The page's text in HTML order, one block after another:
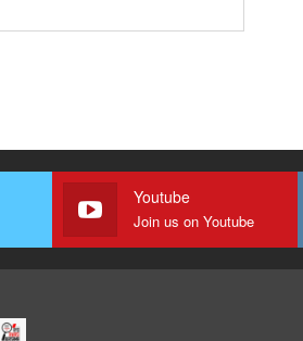
Youtube
Join us on Youtube